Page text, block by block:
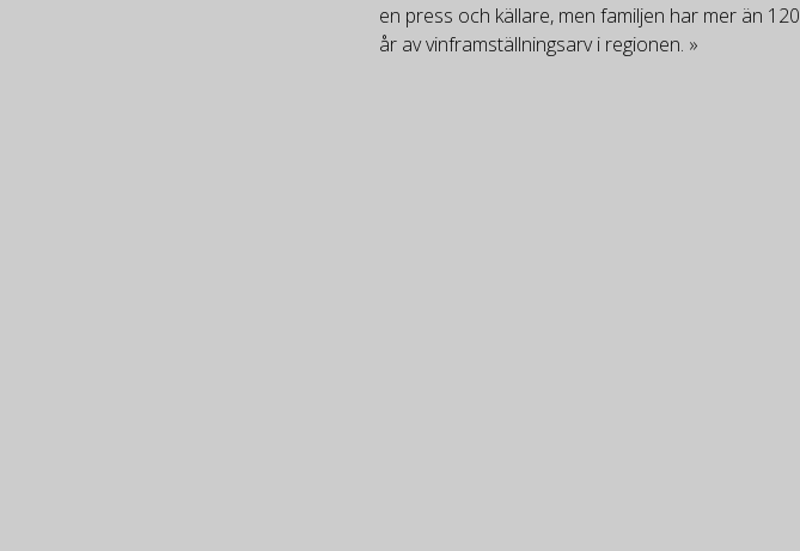
en press och källare, men familjen har mer än 120
år av vinframställningsarv i regionen. »